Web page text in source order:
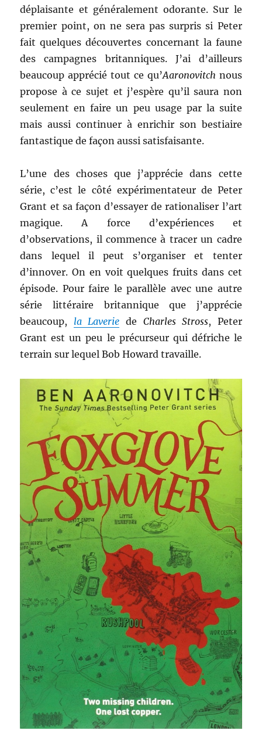
déplaisante et généralement odorante. Sur le
premier point, on ne sera pas surpris si Peter
fait quelques découvertes concernant la faune
des campagnes britanniques. J’ai d’ailleurs
beaucoup apprécié tout ce qu’Aaronovitch nous
propose à ce sujet et j’espère qu’il saura non
seulement en faire un peu usage par la suite
mais aussi continuer à enrichir son bestiaire
fantastique de façon aussi satisfaisante.
L’une des choses que j’apprécie dans cette
série, c’est le côté expérimentateur de Peter
Grant et sa façon d’essayer de rationaliser l’art
magique. A force d’expériences et
d’observations, il commence à tracer un cadre
dans lequel il peut s’organiser et tenter
d’innover. On en voit quelques fruits dans cet
épisode. Pour faire le parallèle avec une autre
série littéraire britannique que j’apprécie
beaucoup, la Laverie de Charles Stross, Peter
Grant est un peu le précurseur qui défriche le
terrain sur lequel Bob Howard travaille.